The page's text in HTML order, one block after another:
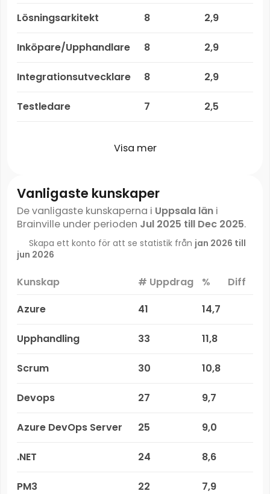
Lösningsarkitekt 8 2,9
Inköpare/Upphandlare 8 2,9
Integrationsutvecklare 8 2,9
Testledare 7 2,5
Visa mer
Vanligaste kunskaper
De vanligaste kunskaperna i Uppsala läni
Brainville under perioden Jul 2025 till Dec 2025.
Skapa ett konto för att se statistik från jan 2026 till
jun 2026
Kunskap # Uppdrag %
Diff
Azure
41 14,7
Upphandling 33 11,8
Scrum 30 10,8
Devops 27 9,7
Azure DevOps Server 25 9,0
.NET 24 8,6
PM3 22 7,9